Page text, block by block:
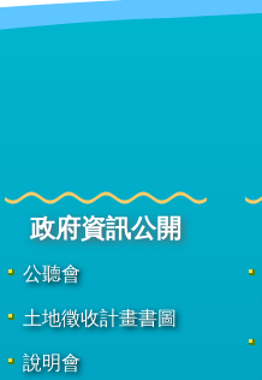
政府資訊公開
公聽會
土地徵收計畫書圖
說明會